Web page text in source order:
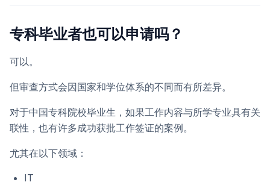
专科毕业者也可以申请吗？
可以。
但审查方式会因国家和学位体系的不同而有所差异。
对于中国专科院校毕业生，如果工作内容与所学专业具有关
联性，也有许多成功获批工作签证的案例。
尤其在以下领域：
IT